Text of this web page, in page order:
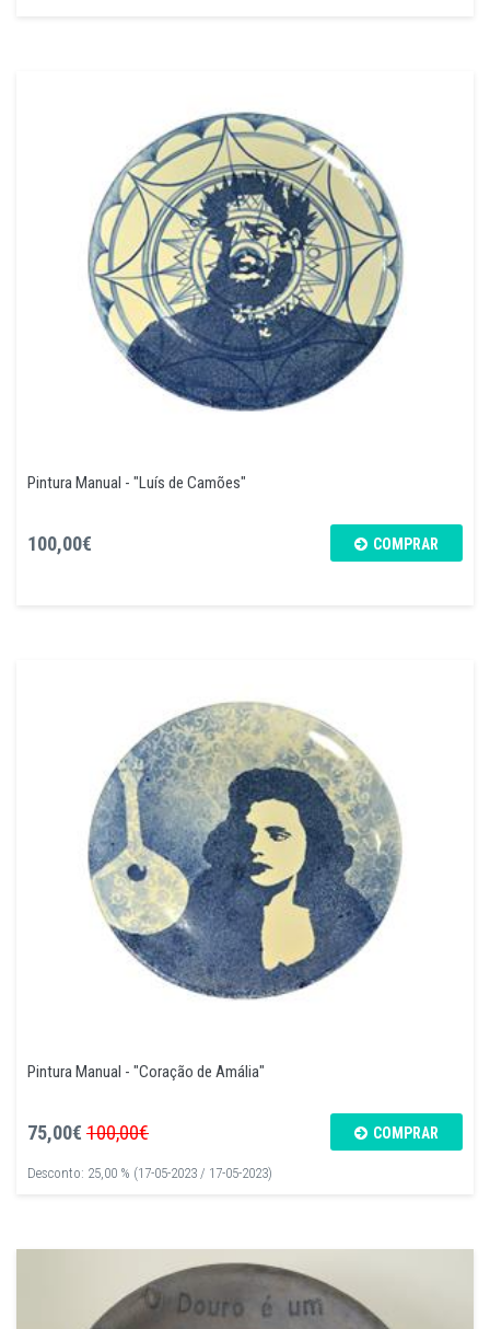
Pintura Manual - "Luís de Camões"
100,00€ COMPRAR
Pintura Manual - "Coração de Amália"
75,00€ 100,00€ COMPRAR
Desconto: 25,00 % (17-05-2023 / 17-05-2023)